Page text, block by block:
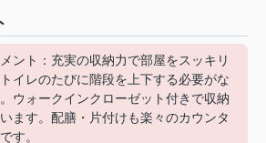
ント：充実の収納力で部屋をスッキリ
イレのたびに階段を上下する必要がな
ウォークインクローゼット付きで収納
ます。配膳・片付けも楽々のカウンタ
す。